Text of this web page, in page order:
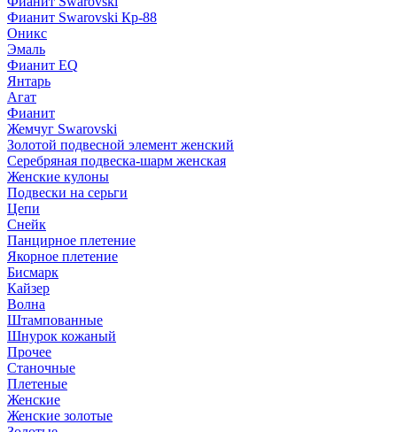
Фианит Swarovski Кр-88
Оникс
Эмаль
Фианит EQ
Янтарь
Агат
Фианит
Жемчуг Swarovski
Золотой подвесной элемент женcкий
Серебряная подвеска-шарм женская
Женские кулоны
Подвески на серьги
Цепи
Снейк
Панцирное плетение
Якорное плетение
Бисмарк
Кайзер
Волна
Штампованные
Шнурок кожаный
Прочее
Станочные
Плетеные
Женские
Женские золотые